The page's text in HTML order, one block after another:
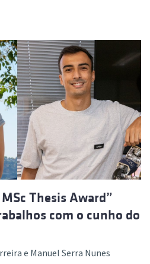
Thesis Award”
com o cunho do
e Manuel Serra Nunes